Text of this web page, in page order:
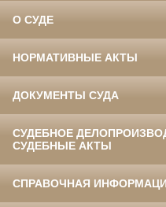
О СУДЕ
НОРМАТИВНЫЕ АКТЫ
ДОКУМЕНТЫ СУДА
СУДЕБНОЕ
СУДЕБНЫЕ АКТЫ
СПРАВОЧНАЯ